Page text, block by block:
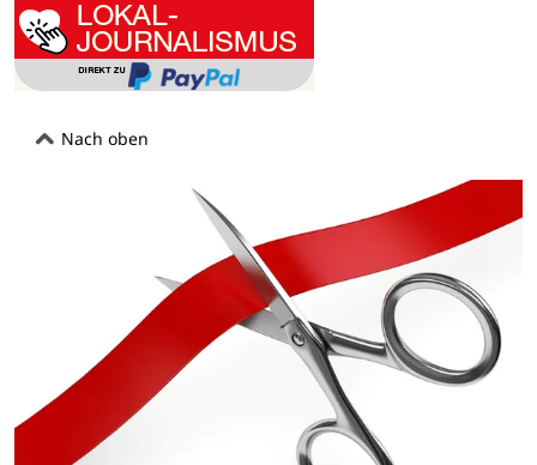
Nach oben